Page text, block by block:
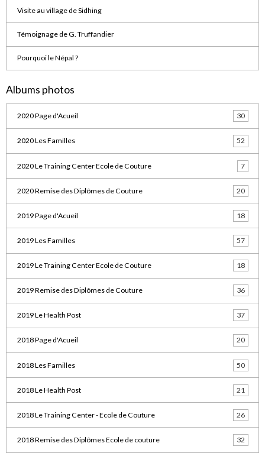
Visite au village de Sidhing
Témoignage de G. Truffandier
Pourquoi le Népal ?
Albums photos
2020 Page d'Acueil 30
2020 Les Familles 52
2020 Le Training Center Ecole de Couture 7
2020 Remise des Diplômes de Couture 20
2019 Page d'Acueil 18
2019 Les Familles 57
2019 Le Training Center Ecole de Couture 18
2019 Remise des Diplômes de Couture 36
2019 Le Health Post 37
2018 Page d'Acueil 20
2018 Les Familles 50
2018 Le Health Post 21
2018 Le Training Center - Ecole de Couture 26
2018 Remise des Diplômes Ecole de couture 32